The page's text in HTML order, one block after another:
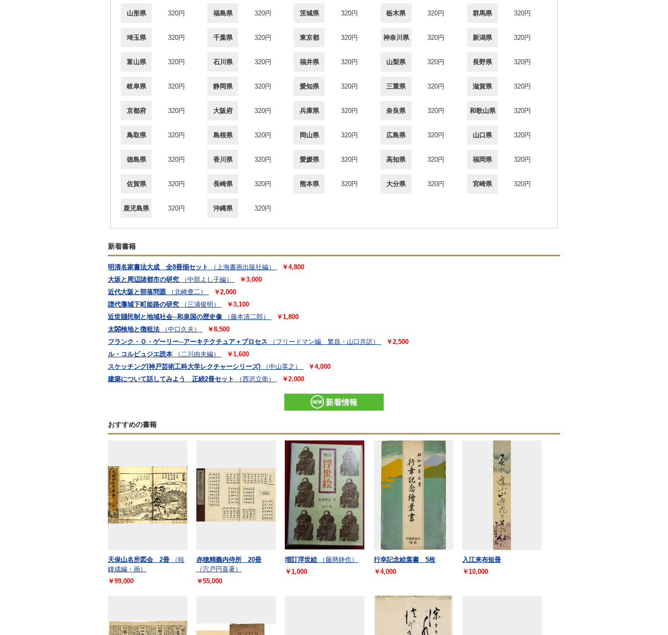
山形県 320円 福島県 320円 茨城県 320円 栃木県 320円 群馬県 320円
埼玉県 320円 千葉県 320円 東京都 320円 神奈川県 320円 新潟県 320円
富山県 320円 石川県 320円 福井県 320円 山梨県 320円 長野県 320円
岐阜県 320円 静岡県 320円 愛知県 320円 三重県 320円 滋賀県 320円
京都府 320円 大阪府 320円 兵庫県 320円 奈良県 320円 和歌山県 320円
鳥取県 320円 島根県 320円 岡山県 320円 広島県 320円 山口県 320円
徳島県 320円 香川県 320円 愛媛県 320円 高知県 320円 福岡県 320円
佐賀県 320円 長崎県 320円 熊本県 320円 大分県 320円 宮崎県 320円
鹿児島県 320円 沖縄県 320円
新着書籍
明清名家書法大成 全8冊揃セット （上海書画出版社編）
￥4,800
大坂と周辺諸都市の研究
（中部よし子編）
￥3,000
近代大阪と部落問題
（北崎豊二）
￥2,000
譜代藩城下町姫路の研究
（三浦俊明）
￥3,100
近世賤民制と地域社会─和泉国の歴史像
（藤本清二郎）
￥1,800
太閤検地と徴租法
（中口久夫）
￥8,500
フランク・Ｏ・ゲーリー─アーキテクチュア＋プロセス
（フリードマン編 繁昌・山口共訳）
￥2,500
ル・コルビュジエ読本
（二川由夫編）
￥1,600
スケッチング(神戸芸術工科大学レクチャーシリーズ)
（中山英之）
￥4,000
建築について話してみよう 正続2冊セット
（西沢立衛） ￥2,000
新着情報
おすすめの書籍
天保山名所図会 2冊
（暁
鐘成編・画）
￥99,000
赤穂精義内侍所 20冊
（宍戸円喜著）
￥55,000
増訂浮世絵
（藤懸静也）
￥1,000
行幸記念絵葉書 5枚
￥4,000
入江来布短冊
￥10,000